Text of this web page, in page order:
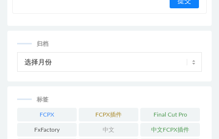
归档
标签
FCPX FCPX插件 Final Cut Pro
FxFactory 中文 中文FCPX插件